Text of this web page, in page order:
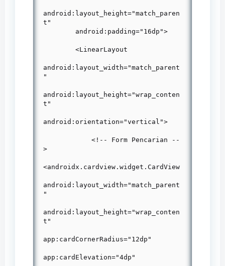
android:layout_height="match_paren
t"
android:layout_width="match_parent
"
android:layout_height="wrap_conten
t"
android:orientation="vertical">
>
<androidx.cardview.widget.CardView
android:layout_width="match_parent
"
android:layout_height="wrap_conten
t"
app:cardCornerRadius="12dp"
app:cardElevation="4dp"